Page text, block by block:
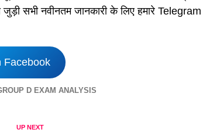
जुड़ी सभी नवीनतम जानकारी के लिए हमारे Telegram
Facebook
D EXAM ANALYSIS
UP NEXT